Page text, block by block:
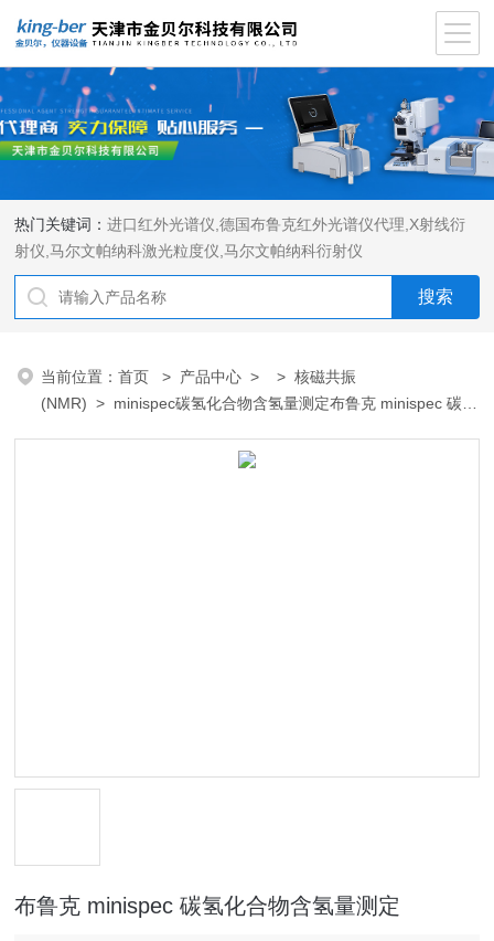
热门关键词：进口红外光谱仪 ,德国布鲁克红外光谱仪代理 X射线衍
射仪 ,马尔文帕纳科激光粒度仪 ,马尔文帕纳科衍射仪
当前位置：首页 > 产品中心 > >核磁共振
(NMR) > minispec碳氢化合物含氢量测定布鲁克 minispec 碳氢
布鲁克 minispec 碳氢化合物含氢量测定